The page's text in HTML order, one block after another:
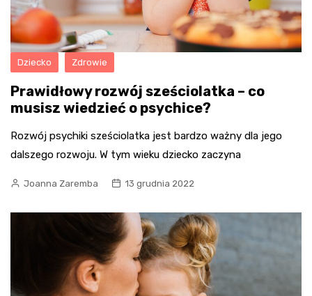
Dziecko Zdrowie
Prawidłowy rozwój sześciolatka – co
musisz wiedzieć o psychice?
Rozwój psychiki sześciolatka jest bardzo ważny dla jego
dalszego rozwoju. W tym wieku dziecko zaczyna
Joanna Zaremba 13 grudnia 2022